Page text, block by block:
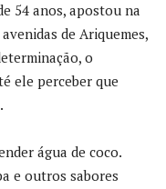
54 anos, apostou na
de Ariquemes,
o
ele perceber que
água de coco.
e outros sabores